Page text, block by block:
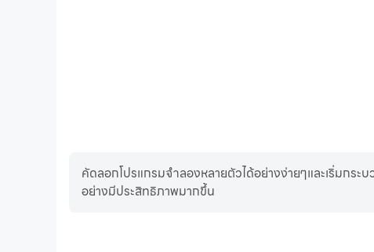
คัดลอกโปรแกรมจำลองหลายตัวได้อย่างง่ายๆและเริ่มกร
อย่างมีประสิทธิภาพมากขึ้น